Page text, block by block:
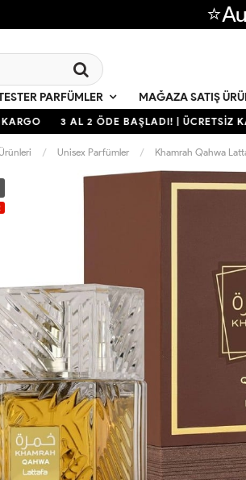
PARFÜMLER MAĞAZA SATIŞ
3 AL 2 ÖDE BAŞLADI! | ÜCRETSİZ
Unisex Parfümler Khamrah Qahwa